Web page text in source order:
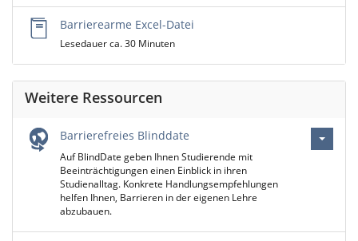
Barrierearme Excel-Datei
Lesedauer ca. 30 Minuten
Weitere Ressourcen
Barrierefreies Blinddate
Auf BlindDate geben Ihnen Studierende mit
Beeinträchtigungen einen Einblick in ihren
Studienalltag. Konkrete Handlungsempfehlungen
helfen Ihnen, Barrieren in der eigenen Lehre
abzubauen.